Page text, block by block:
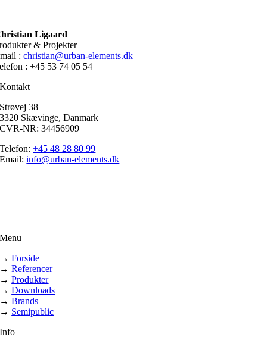
Ligaard
& Projekter
:christian@urban-elements.dk
: +45 53 74 05 54
Kontakt
Strøvej 38
3320 Skævinge, Danmark
CVR-NR: 34456909
Telefon:+45 48 28 80 99
Email:info@urban-elements.dk
Menu
→Forside
→Referencer
→Produkter
→Downloads
→Brands
→ Semipublic
Info